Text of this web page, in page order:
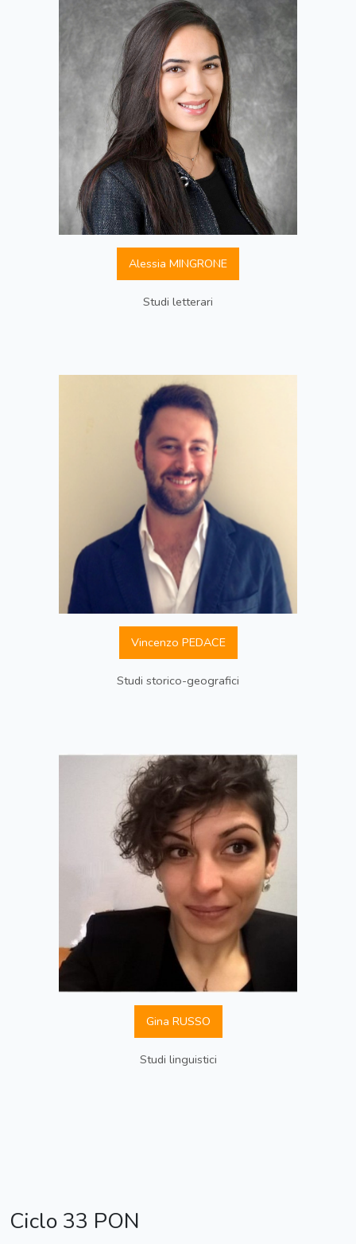
Alessia MINGRONE
Studi letterari
Vincenzo PEDACE
Studi storico-geografici
Gina RUSSO
Studi linguistici
Ciclo 33 PON